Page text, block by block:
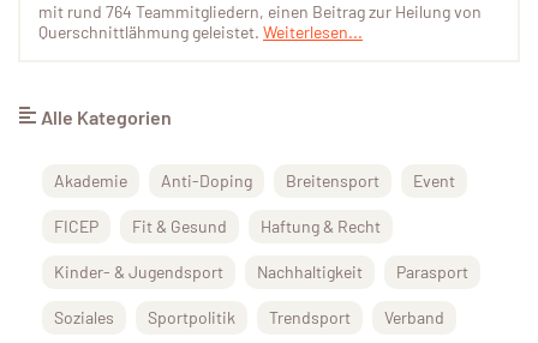
mit rund 764 Teammitgliedern, einen Beitrag zur Heilung von
Querschnittlähmung geleistet. Weiterlesen...
Alle Kategorien
Akademie Anti-Doping Breitensport Event
FICEP Fit & Gesund Haftung & Recht
Kinder- & Jugendsport Nachhaltigkeit Parasport
Soziales Sportpolitik Trendsport Verband